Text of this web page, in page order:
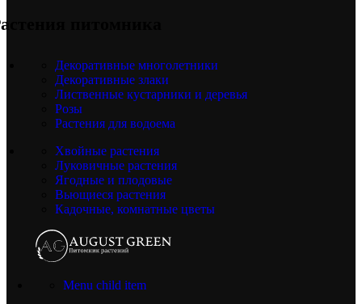
питомника
Декоративные многолетники
Декоративные злаки
Лиственные кустарники и деревья
Розы
Растения для водоема
Хвойные растения
Луковичные растения
Ягодные и плодовые
Вьющиеся растения
Кадочные, комнатные цветы
Menu child item